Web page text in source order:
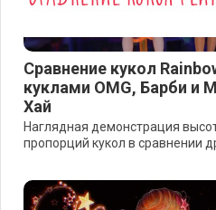
Сравнение кукол
куклами OMG, Барби и
Хай
Наглядная демонстрация
пропорций кукол в сравнении